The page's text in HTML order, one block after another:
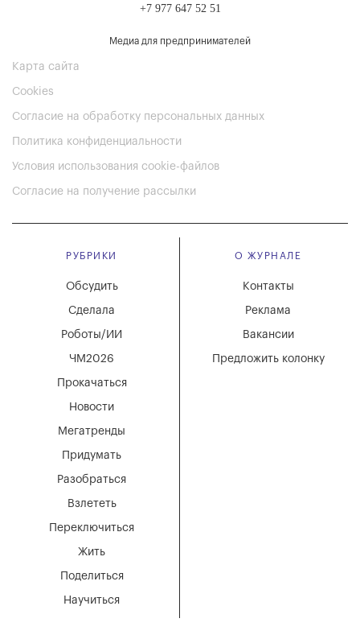
+7 977 647 52 51
Медиа для предпринимателей
Карта сайта
Cookies
Согласие на обработку персональных данных
Политика конфиденциальности
Условия использования cookie-файлов
Согласие на получение рассылки
РУБРИКИ
Мегатренды
Придумать
Разобраться
Взлететь
Новости
Переключиться
Жить
Поделиться
Научиться
Обсудить
Сделала
Роботы/ИИ
ЧМ2026
Прокачаться
О ЖУРНАЛЕ
Вакансии
Реклама
Контакты
Предложить колонку